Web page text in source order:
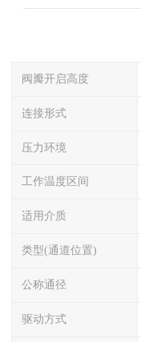
阀瓣开启高度
连接形式
压力环境
工作温度区间
适用介质
类型(通道位置)
公称通径
驱动方式